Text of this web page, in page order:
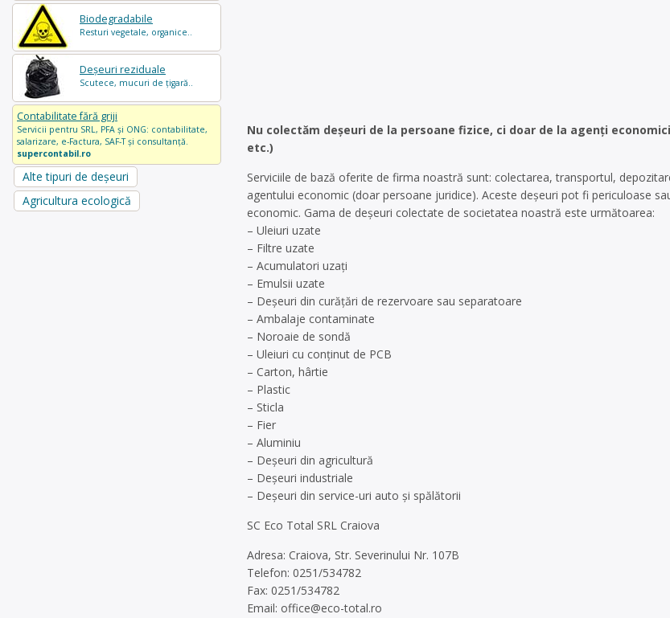
Biodegradabile
Resturi vegetale, organice..
Deșeuri reziduale
Scutece, mucuri de țigară..
Contabilitate fără griji
Servicii pentru SRL, PFA și ONG: contabilitate,
salarizare, e-Factura, SAF-T și consultanță.
supercontabil.ro
Alte tipuri de deșeuri
Agricultura ecologică
Nu colectăm deșeuri de la persoane fizice, ci doar de la agenți
etc.)
Serviciile de bază oferite de firma noastră sunt: colectarea, transportul,
agentului economic (doar persoane juridice). Aceste deșeuri pot fi periculoase
economic. Gama de deșeuri colectate de societatea noastră este următoarea:
– Uleiuri uzate
– Filtre uzate
– Acumulatori uzați
– Emulsii uzate
– Deșeuri din curățări de rezervoare sau separatoare
– Ambalaje contaminate
– Noroaie de sondă
– Uleiuri cu conținut de PCB
– Carton, hârtie
– Plastic
– Sticla
– Fier
– Aluminiu
– Deșeuri din agricultură
– Deșeuri industriale
– Deșeuri din service-uri auto și spălătorii
SC Eco Total SRL Craiova
Adresa: Craiova, Str. Severinului Nr. 107B
Telefon: 0251/534782
Fax: 0251/534782
Email: office@eco-total.ro